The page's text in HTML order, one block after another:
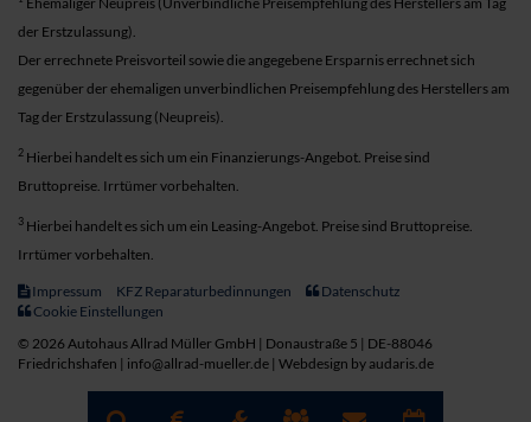
der Erstzulassung).
Der errechnete Preisvorteil sowie die angegebene Ersparnis errechnet sich
gegenüber der ehemaligen unverbindlichen Preisempfehlung des Herstellers am
Tag der Erstzulassung (Neupreis).
2 Hierbei handelt es sich um ein Finanzierungs-Angebot. Preise sind
Bruttopreise. Irrtümer vorbehalten.
3 Hierbei handelt es sich um ein Leasing-Angebot. Preise sind Bruttopreise.
Irrtümer vorbehalten.
Impressum KFZ Reparaturbedinnungen
Datenschutz
Cookie Einstellungen
© 2026 Autohaus Allrad Müller GmbH | Donaustraße 5 | DE-88046
Friedrichshafen | info@allrad-mueller.de | Webdesign by audaris.de